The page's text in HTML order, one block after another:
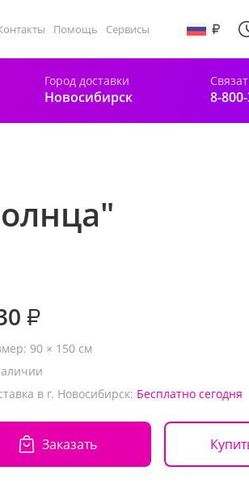
Помощь Сервисы
Город доставки
Новосибирск 8-
₽
90 × 150 см
в г. Новосибирск: Бесплатно сегодня
Заказать